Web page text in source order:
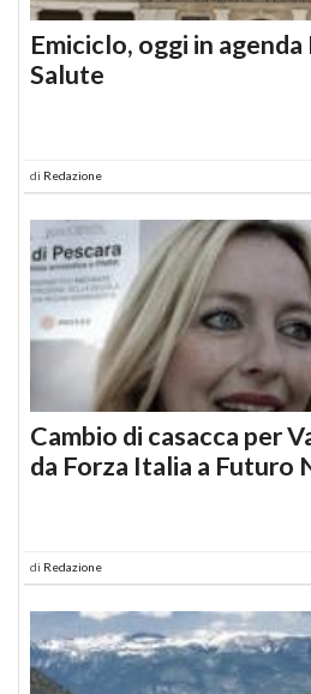
Emiciclo, oggi in
Salute
di Redazione
Cambio di casacca per
da Forza Italia a Futuro
di Redazione